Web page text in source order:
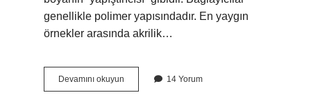
genellikle polimer yapısındadır. En yaygın
örnekler arasında akrilik…
Devamını okuyun Boyanın
ana
14 Yorum